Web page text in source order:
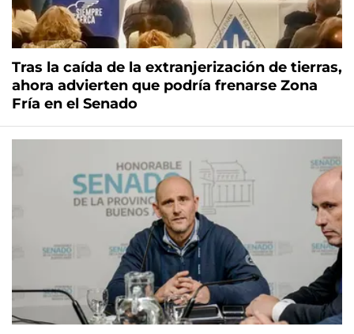
Tras la caída de la extranjerización de tierras,
ahora advierten que podría frenarse Zona
Fría en el Senado